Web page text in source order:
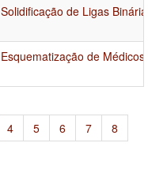
Solidificação de Ligas
Esquematização de
4 5 6 7
8